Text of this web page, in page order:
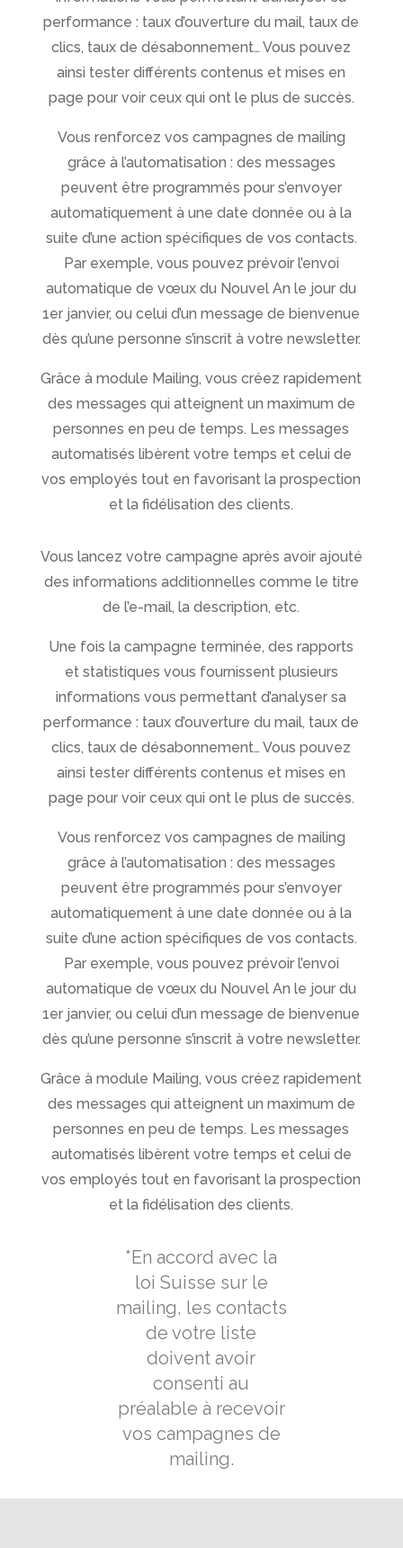
performance : taux d’ouverture du mail, taux de
clics, taux de désabonnement… Vous pouvez
ainsi tester différents contenus et mises en
page pour voir ceux qui ont le plus de succès.
Vous renforcez vos campagnes de mailing
grâce à l’automatisation : des messages
peuvent être programmés pour s’envoyer
automatiquement à une date donnée ou à la
suite d’une action spécifiques de vos contacts.
Par exemple, vous pouvez prévoir l’envoi
automatique de vœux du Nouvel An le jour du
1er janvier, ou celui d’un message de bienvenue
dès qu’une personne s’inscrit à votre newsletter.
Grâce à module Mailing, vous créez rapidement
des messages qui atteignent un maximum de
personnes en peu de temps. Les messages
automatisés libèrent votre temps et celui de
vos employés tout en favorisant la prospection
et la fidélisation des clients.
Vous lancez votre campagne après avoir ajouté
des informations additionnelles comme le titre
de l’e-mail, la description, etc.
Une fois la campagne terminée, des rapports
et statistiques vous fournissent plusieurs
informations vous permettant d’analyser sa
performance : taux d’ouverture du mail, taux de
clics, taux de désabonnement… Vous pouvez
ainsi tester différents contenus et mises en
page pour voir ceux qui ont le plus de succès.
Vous renforcez vos campagnes de mailing
grâce à l’automatisation : des messages
peuvent être programmés pour s’envoyer
automatiquement à une date donnée ou à la
suite d’une action spécifiques de vos contacts.
Par exemple, vous pouvez prévoir l’envoi
automatique de vœux du Nouvel An le jour du
1er janvier, ou celui d’un message de bienvenue
dès qu’une personne s’inscrit à votre newsletter.
Grâce à module Mailing, vous créez rapidement
des messages qui atteignent un maximum de
personnes en peu de temps. Les messages
automatisés libèrent votre temps et celui de
vos employés tout en favorisant la prospection
et la fidélisation des clients.
*En accord avec la
loi Suisse sur le
mailing, les contacts
de votre liste
doivent avoir
consenti au
préalable à recevoir
vos campagnes de
mailing.